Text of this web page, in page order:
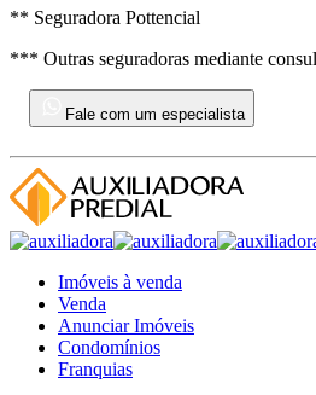
** Seguradora Pottencial
*** Outras seguradoras mediante
Fale com um especialista
Imóveis à venda
Venda
Anunciar Imóveis
Condomínios
Franquias